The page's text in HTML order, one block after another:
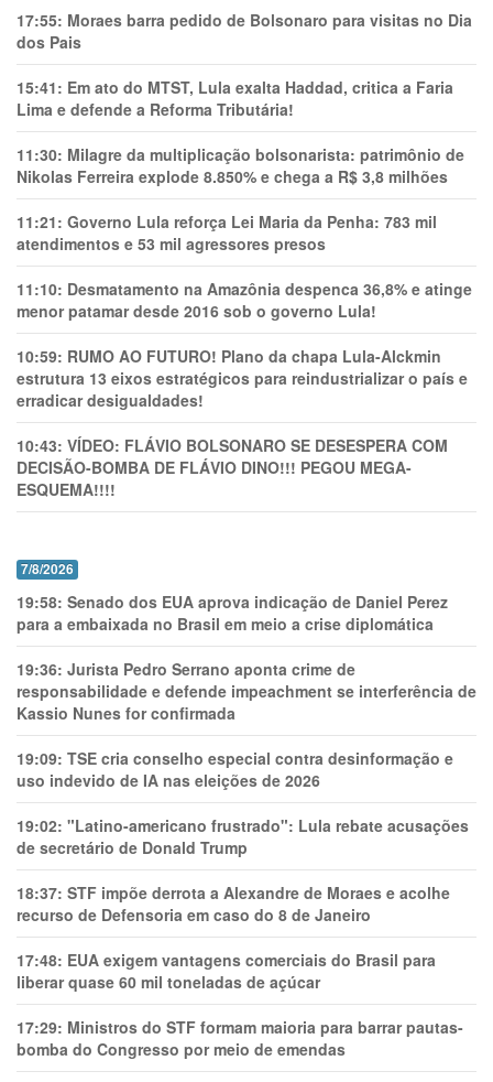
17:55: Moraes barra pedido de Bolsonaro para visitas no Dia
dos Pais
15:41: Em ato do MTST, Lula exalta Haddad, critica a Faria
Lima e defende a Reforma Tributária!
11:30: Milagre da multiplicação bolsonarista: patrimônio de
Nikolas Ferreira explode 8.850% e chega a R$ 3,8 milhões
11:21: Governo Lula reforça Lei Maria da Penha: 783 mil
atendimentos e 53 mil agressores presos
11:10: Desmatamento na Amazônia despenca 36,8% e atinge
menor patamar desde 2016 sob o governo Lula!
10:59: RUMO AO FUTURO! Plano da chapa Lula-Alckmin
estrutura 13 eixos estratégicos para reindustrializar o país e
erradicar desigualdades!
10:43: VÍDEO: FLÁVIO BOLSONARO SE DESESPERA COM
DECISÃO-BOMBA DE FLÁVIO DINO!!! PEGOU MEGA-
ESQUEMA!!!!
7/8/2026
19:58: Senado dos EUA aprova indicação de Daniel Perez
para a embaixada no Brasil em meio a crise diplomática
19:36: Jurista Pedro Serrano aponta crime de
responsabilidade e defende impeachment se interferência de
Kassio Nunes for confirmada
19:09: TSE cria conselho especial contra desinformação e
uso indevido de IA nas eleições de 2026
19:02: "Latino-americano frustrado": Lula rebate acusações
de secretário de Donald Trump
18:37: STF impõe derrota a Alexandre de Moraes e acolhe
recurso de Defensoria em caso do 8 de Janeiro
17:48: EUA exigem vantagens comerciais do Brasil para
liberar quase 60 mil toneladas de açúcar
17:29: Ministros do STF formam maioria para barrar pautas-
bomba do Congresso por meio de emendas